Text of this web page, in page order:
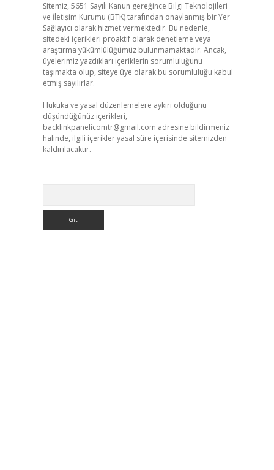
Sitemiz, 5651 Sayılı Kanun gereğince Bilgi Teknolojileri
ve İletişim Kurumu (BTK) tarafından onaylanmış bir Yer
Sağlayıcı olarak hizmet vermektedir. Bu nedenle,
sitedeki içerikleri proaktif olarak denetleme veya
araştırma yükümlülüğümüz bulunmamaktadır. Ancak,
üyelerimiz yazdıkları içeriklerin sorumluluğunu
taşımakta olup, siteye üye olarak bu sorumluluğu kabul
etmiş sayılırlar.
Hukuka ve yasal düzenlemelere aykırı olduğunu
düşündüğünüz içerikleri,
backlinkpanelicomtr@gmail.com adresine bildirmeniz
halinde, ilgili içerikler yasal süre içerisinde sitemizden
kaldırılacaktır.